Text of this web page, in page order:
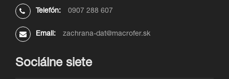
Telefón: 0907 288 607
Email: zachrana-dat@macrofer.sk
Sociálne siete